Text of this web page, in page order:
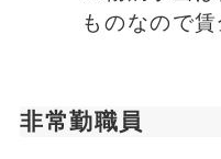
ものなので
非常勤職員